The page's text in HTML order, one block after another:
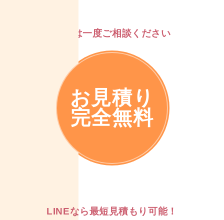
まずは一度ご相談ください
お見積り
完全無料
LINEなら最短見積もり可能！